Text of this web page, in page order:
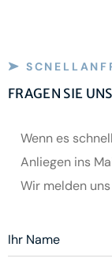
FRAGEN SIE UNS
Wenn es
Anliegen ins
Wir melden